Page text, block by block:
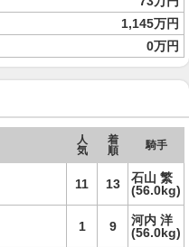
1,145万円
0万円
人
気
着
順
騎手
11 13
石山 繁
(56.0kg)
1 9
河内 洋
(56.0kg)